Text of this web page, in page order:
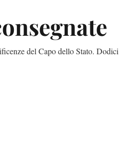
del Capo dello Stato.